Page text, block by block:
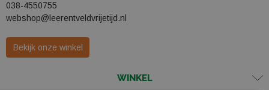
038-4550755
webshop@leerentveldvrijetijd.nl
Bekijk onze winkel
WINKEL